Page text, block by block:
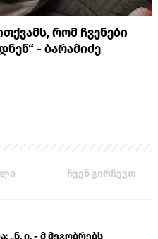
რომ ჩვენები
- ბარამიძე
ჩვენ გირჩევთ
„ნ. ი. - მ მეგობრებს